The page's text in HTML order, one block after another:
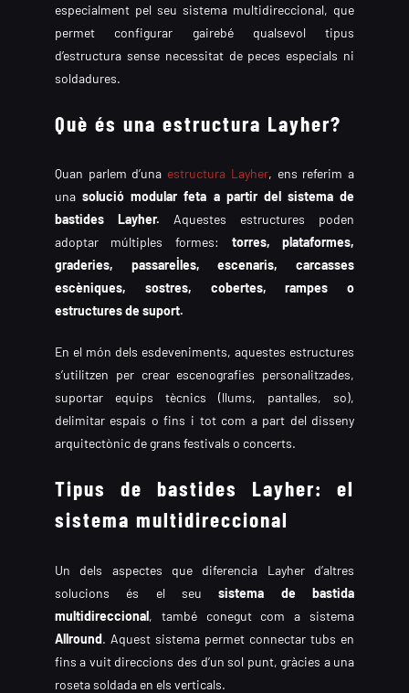
especialment pel seu sistema multidireccional, que
permet configurar gairebé qualsevol tipus
d’estructura sense necessitat de peces especials ni
soldadures.
Què és una estructura Layher?
Quan parlem d’una estructura Layher, ens referim a
unasolució modular feta a partir del sistema de
bastides Layher. Aquestes estructures poden
adoptar múltiples formes: torres, plataformes,
graderies, passarel·les, escenaris, carcasses
escèniques, sostres, cobertes, rampes o
estructures de suport.
En el món dels esdeveniments, aquestes estructures
s’utilitzen per crear escenografies personalitzades,
suportar equips tècnics (llums, pantalles, so),
delimitar espais o fins i tot com a part del disseny
arquitectònic de grans festivals o concerts.
Tipus de bastides Layher: el
sistema multidireccional
Un dels aspectes que diferencia Layher d’altres
solucions és el seusistema de bastida
multidireccional, també conegut com a sistema
Allround. Aquest sistema permet connectar tubs en
fins a vuit direccions des d’un sol punt, gràcies a una
roseta soldada en els verticals.